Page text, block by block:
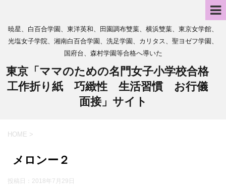
暁星、白百合学園、東洋英和、田園調布雙葉、横浜雙葉、東京女学館、
光塩女子学院、湘南白百合学園、洗足学園、カリタス、聖ヨゼフ学園、
国府台、森村学園等合格へ導いた
東京「ママのための名門女子小学校合格
工作折り紙 巧緻性 生活習慣 お行儀
面接」サイト
HOME >
メロンー２
投稿日： 2018年7月29日